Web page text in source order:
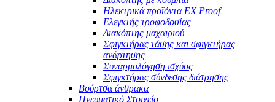
Ηλεκτρικά προϊόντα EX Proof
Ελεγκτής τροφοδοσίας
Διακόπτης μαχαιριού
Σφιγκτήρας τάσης και σφιγκτήρας
ανάρτησης
Συναρμολόγηση ισχύος
Σφιγκτήρας σύνδεσης διάτρησης
Βούρτσα άνθρακα
Πνευματικό Στοιχείο